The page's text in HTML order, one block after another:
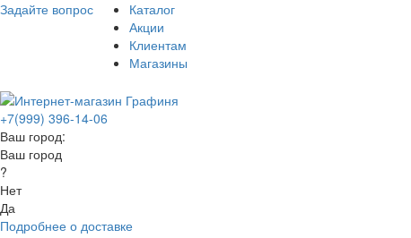
Задайте вопрос
Каталог
Акции
Клиентам
Магазины
+7(999) 396-14-06
Ваш город:
Ваш город
?
Нет
Да
Подробнее о доставке